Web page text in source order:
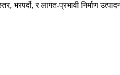
भरपर्दो, र लागत-प्रभावी निर्माण